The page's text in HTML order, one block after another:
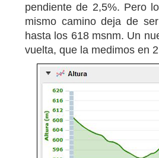
pendiente de 2,5%. Pero
mismo camino deja de
hasta los 618 msnm. Un
vuelta, que la medimos en